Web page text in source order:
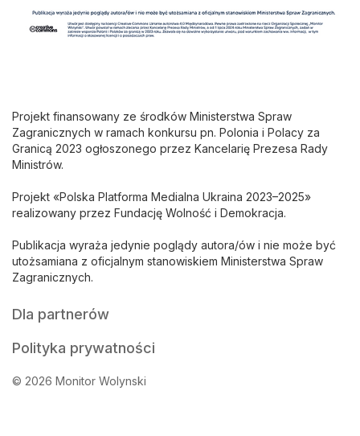
Projekt finansowany ze środków Ministerstwa Spraw
Zagranicznych w ramach konkursu pn. Polonia i Polacy za
Granicą 2023 ogłoszonego przez Kancelarię Prezesa Rady
Ministrów.
Projekt «Polska Platforma Medialna Ukraina 2023–2025»
realizowany przez Fundację Wolność i Demokracja.
Publikacja wyraża jedynie poglądy autora/ów i nie może być
utożsamiana z oficjalnym stanowiskiem Ministerstwa Spraw
Zagranicznych.
Dla partnerów
Polityka prywatności
© 2026 Monitor Wolynski